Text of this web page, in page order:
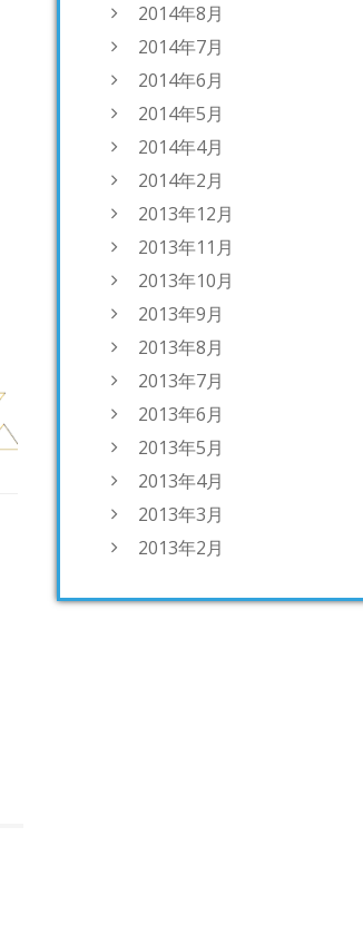
2014年8月
2014年7月
2014年6月
2014年5月
2014年4月
2014年2月
2013年12月
2013年11月
2013年10月
2013年9月
2013年8月
2013年7月
2013年6月
2013年5月
2013年4月
2013年3月
2013年2月